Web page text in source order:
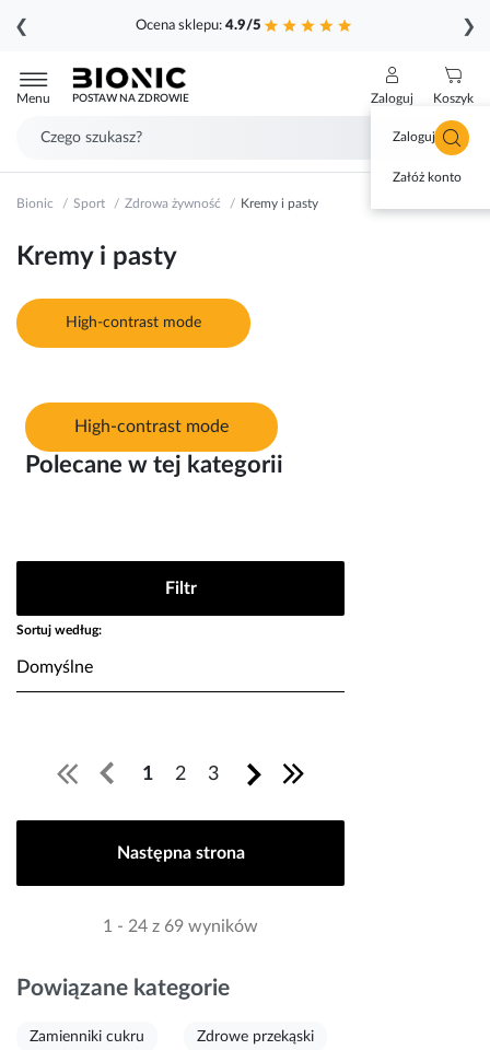
Ocena sklepu: 4.9/5
❮ ❯
do
treści
Menu POSTAW NA ZDROWIE Zaloguj
Zaloguj się
Załóż konto
Koszyk
Bionic Sport Zdrowa żywność Kremy i pasty
Kremy i pasty
High-contrast mode
High-contrast mode
Polecane w tej kategorii
Filtr
Sortuj według:
1 2 3
Następna strona
1 - 24 z 69 wyników
Powiązane kategorie
Zamienniki cukru Zdrowe przekąski